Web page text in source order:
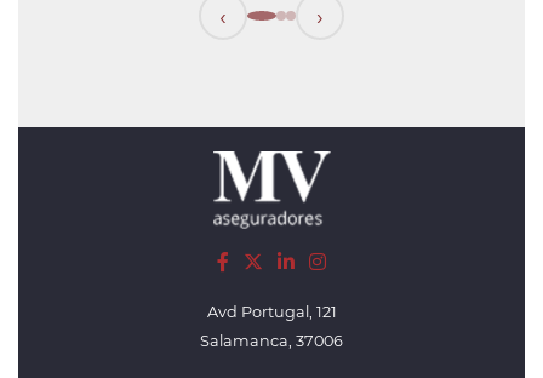
‹ ›
Avd Portugal, 121
Salamanca, 37006